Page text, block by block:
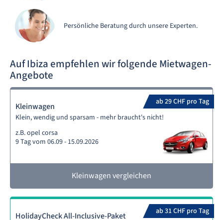
Persönliche Beratung durch unsere Experten.
Auf Ibiza empfehlen wir folgende Mietwagen-
Angebote
ab 29 CHF pro Tag
Kleinwagen
Klein, wendig und sparsam - mehr braucht's nicht!
z.B. opel corsa
9 Tag vom 06.09 - 15.09.2026
Kleinwagen vergleichen
ab 31 CHF pro Tag
HolidayCheck All-Inclusive-Paket